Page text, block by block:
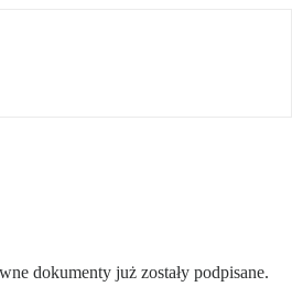
dokumenty już zostały podpisane.